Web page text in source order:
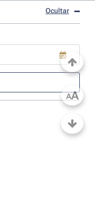
Ocultar
o calendário; Use as
AA